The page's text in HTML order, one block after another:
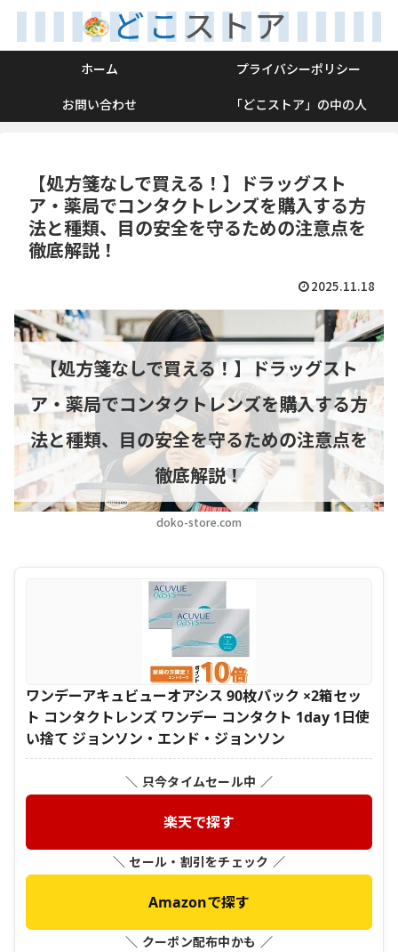
ホーム
プライバシーポリシー
お問い合わせ
「どこストア」の中の人
【処方箋なしで買える！】ドラッグスト
ア・薬局でコンタクトレンズを購入する方
法と種類、目の安全を守るための注意点を
徹底解説！
2025.11.18
doko-store.com
【処方箋なしで買える！】ドラッグスト
ア・薬局でコンタクトレンズを購入する方
法と種類、目の安全を守るための注意点を
徹底解説！
ワンデーアキュビューオアシス 90枚パック ×2箱セッ
ト コンタクトレンズ ワンデー コンタクト 1day 1日使
い捨て ジョンソン・エンド・ジョンソン
＼ 只今タイムセール中 ／
楽天で探す
＼ セール・割引をチェック ／
Amazonで探す
＼ クーポン配布中かも ／